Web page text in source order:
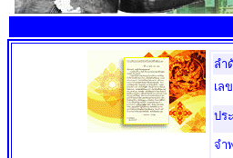
ลำ
เล
ปร
จำ